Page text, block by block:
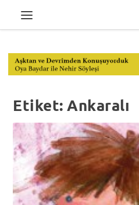
Etiket:Ankaralı